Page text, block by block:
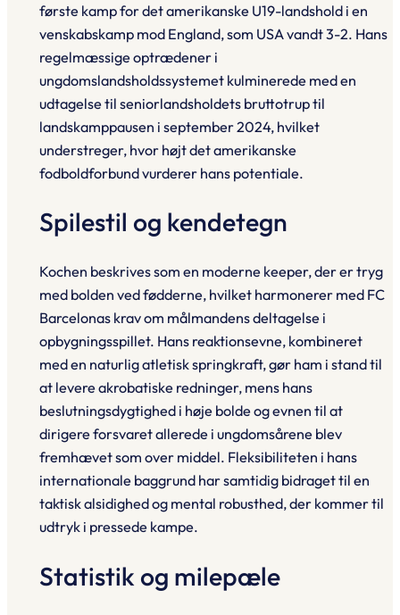
første kamp for det amerikanske U19-landshold i en
venskabskamp mod England, som USA vandt 3-2. Hans
regelmæssige optrædener i
ungdomslandsholdssystemet kulminerede med en
udtagelse til senior­landsholdets bruttotrup til
landskamppausen i september 2024, hvilket
understreger, hvor højt det amerikanske
fodboldforbund vurderer hans potentiale.
Spilestil og kendetegn
Kochen beskrives som en moderne keeper, der er tryg
med bolden ved fødderne, hvilket harmonerer med FC
Barcelonas krav om målmandens deltagelse i
opbygningsspillet. Hans reaktions­evne, kombineret
med en naturlig atletisk springkraft, gør ham i stand til
at levere akrobatiske redninger, mens hans
beslutnings­dygtighed i høje bolde og evnen til at
dirigere forsvaret allerede i ungdomsårene blev
fremhævet som over middel. Fleksibiliteten i hans
internationale baggrund har samtidig bidraget til en
taktisk alsidighed og mental robusthed, der kommer til
udtryk i pressede kampe.
Statistik og milepæle